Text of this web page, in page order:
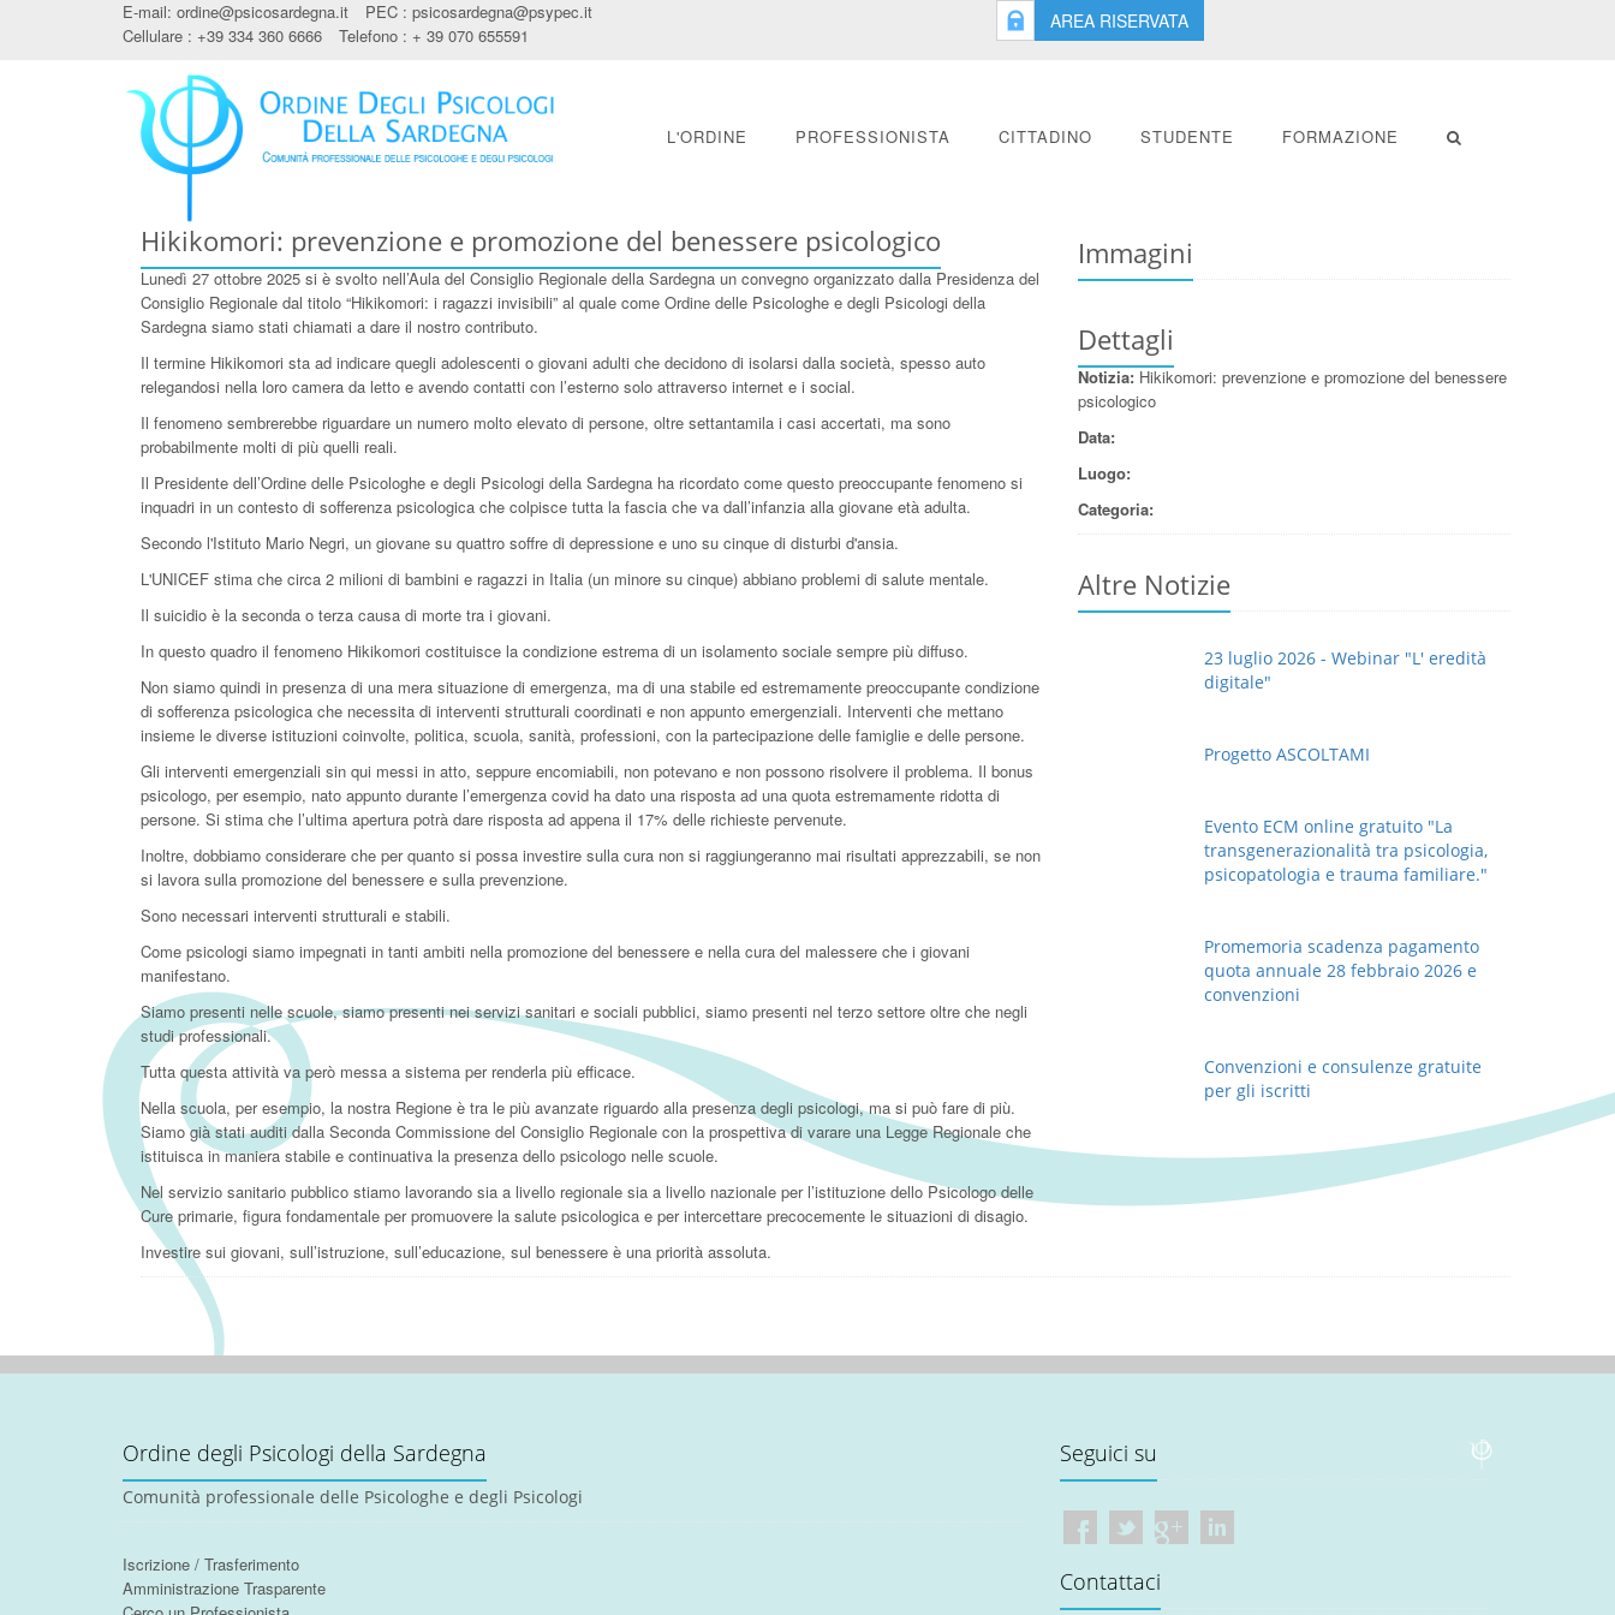
E-mail: ordine@psicosardegna.it PEC : psicosardegna@psypec.it
Cellulare : +39 334 360 6666
Telefono : + 39 070 655591
AREA RISERVATA
L'ORDINE PROFESSIONISTA CITTADINO STUDENTE FORMAZIONE
Hikikomori: prevenzione e promozione del benessere psicologico
Lunedì 27 ottobre 2025 si è svolto nell’Aula del Consiglio Regionale della Sardegna un convegno organizzato dalla Presidenza del
Consiglio Regionale dal titolo “Hikikomori: i ragazzi invisibili” al quale come Ordine delle Psicologhe e degli Psicologi della
Sardegna siamo stati chiamati a dare il nostro contributo.
Il termine Hikikomori sta ad indicare quegli adolescenti o giovani adulti che decidono di isolarsi dalla società, spesso auto
relegandosi nella loro camera da letto e avendo contatti con l’esterno solo attraverso internet e i social.
Il fenomeno sembrerebbe riguardare un numero molto elevato di persone, oltre settantamila i casi accertati, ma sono
probabilmente molti di più quelli reali.
Il Presidente dell’Ordine delle Psicologhe e degli Psicologi della Sardegna ha ricordato come questo preoccupante fenomeno si
inquadri in un contesto di sofferenza psicologica che colpisce tutta la fascia che va dall’infanzia alla giovane età adulta.
Secondo l'Istituto Mario Negri, un giovane su quattro soffre di depressione e uno su cinque di disturbi d'ansia.
L'UNICEF stima che circa 2 milioni di bambini e ragazzi in Italia (un minore su cinque) abbiano problemi di salute mentale.
Il suicidio è la seconda o terza causa di morte tra i giovani.
In questo quadro il fenomeno Hikikomori costituisce la condizione estrema di un isolamento sociale sempre più diffuso.
Non siamo quindi in presenza di una mera situazione di emergenza, ma di una stabile ed estremamente preoccupante condizione
di sofferenza psicologica che necessita di interventi strutturali coordinati e non appunto emergenziali. Interventi che mettano
insieme le diverse istituzioni coinvolte, politica, scuola, sanità, professioni, con la partecipazione delle famiglie e delle persone.
Gli interventi emergenziali sin qui messi in atto, seppure encomiabili, non potevano e non possono risolvere il problema. Il bonus
psicologo, per esempio, nato appunto durante l’emergenza covid ha dato una risposta ad una quota estremamente ridotta di
persone. Si stima che l’ultima apertura potrà dare risposta ad appena il 17% delle richieste pervenute.
Inoltre, dobbiamo considerare che per quanto si possa investire sulla cura non si raggiungeranno mai risultati apprezzabili, se non
si lavora sulla promozione del benessere e sulla prevenzione.
Sono necessari interventi strutturali e stabili.
Come psicologi siamo impegnati in tanti ambiti nella promozione del benessere e nella cura del malessere che i giovani
manifestano.
Siamo presenti nelle scuole, siamo presenti nei servizi sanitari e sociali pubblici, siamo presenti nel terzo settore oltre che negli
studi professionali.
Tutta questa attività va però messa a sistema per renderla più efficace.
Nella scuola, per esempio, la nostra Regione è tra le più avanzate riguardo alla presenza degli psicologi, ma si può fare di più.
Siamo già stati auditi dalla Seconda Commissione del Consiglio Regionale con la prospettiva di varare una Legge Regionale che
istituisca in maniera stabile e continuativa la presenza dello psicologo nelle scuole.
Nel servizio sanitario pubblico stiamo lavorando sia a livello regionale sia a livello nazionale per l’istituzione dello Psicologo delle
Cure primarie, figura fondamentale per promuovere la salute psicologica e per intercettare precocemente le situazioni di disagio.
Investire sui giovani, sull’istruzione, sull’educazione, sul benessere è una priorità assoluta.
Immagini
Dettagli
Notizia: Hikikomori: prevenzione e promozione del benessere
psicologico
Data:
Luogo:
Categoria:
Altre Notizie
23 luglio 2026 - Webinar "L' eredità
digitale"
Progetto ASCOLTAMI
Evento ECM online gratuito "La
transgenerazionalità tra psicologia,
psicopatologia e trauma familiare."
Promemoria scadenza pagamento
quota annuale 28 febbraio 2026 e
convenzioni
Convenzioni e consulenze gratuite
per gli iscritti
Ordine degli Psicologi della Sardegna
Comunità professionale delle Psicologhe e degli Psicologi
Iscrizione / Trasferimento
Amministrazione Trasparente
Seguici su
Contattaci